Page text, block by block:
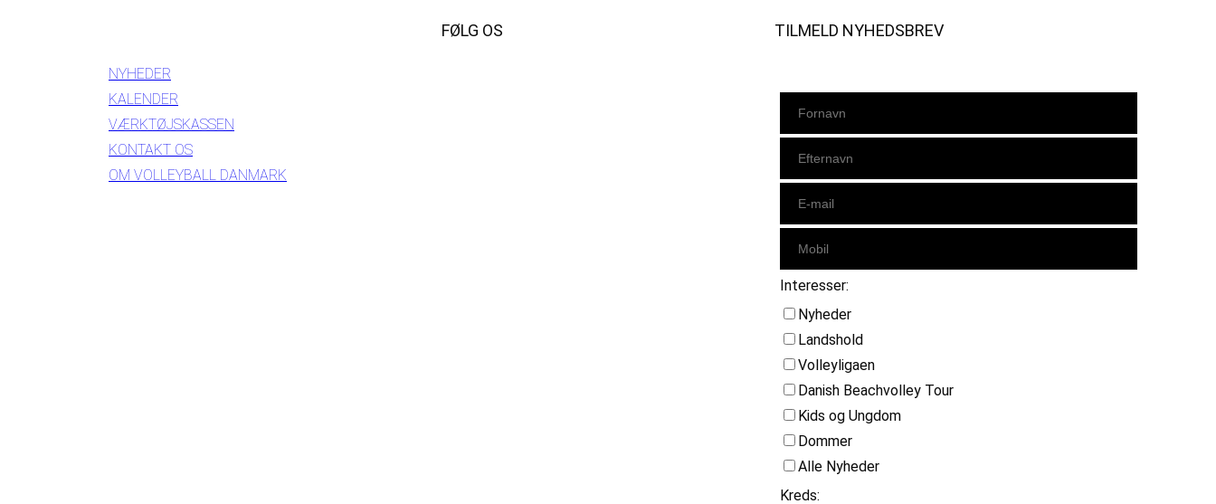
NYHEDER
KALENDER
VÆRKTØJSKASSEN
KONTAKT OS
OM VOLLEYBALL DANMARK
FØLG OS TILMELD NYHEDSBREV
Interesser:
Nyheder
Landshold
Volleyligaen
Danish Beachvolley Tour
Kids og Ungdom
Dommer
Alle Nyheder
Kreds: